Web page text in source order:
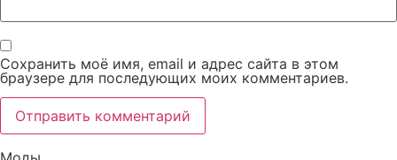
Сохранить моё имя, email и адрес сайта в этом
браузере для последующих моих комментариев.